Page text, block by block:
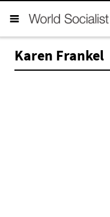
Karen Frankel